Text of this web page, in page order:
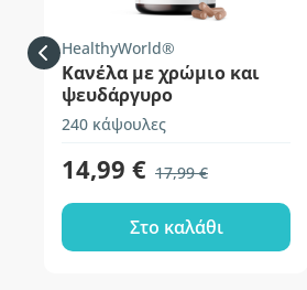
HealthyWorld®
Κανέλα με χρώμιο και
ψευδάργυρο
240 κάψουλες
14,99 € 17,99 €
Στο καλάθι